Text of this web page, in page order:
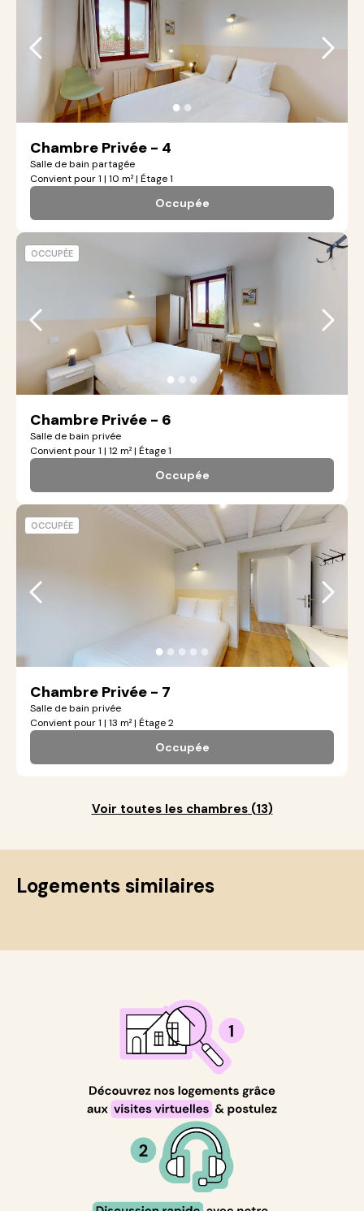
●●
Chambre Privée - 4
Salle de bain partagée
Convient pour 1 | 10 m² | Étage 1
Occupée
● ● ●
Chambre Privée - 6
Salle de bain privée
Convient pour 1 | 12 m² | Étage 1
Occupée
OCCUPÉE
● ● ● ● ●
Chambre Privée - 7
Salle de bain privée
Convient pour 1 | 13 m² | Étage 2
Occupée
OCCUPÉE
Voir toutes les chambres(13)
Logements similaires